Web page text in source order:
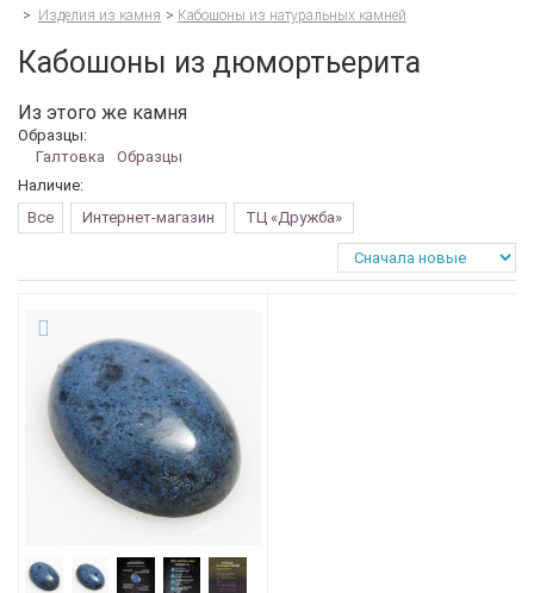
> Изделия из камня > Кабошоны из натуральных камней
Кабошоны из дюмортьерита
Из этого же камня
Образцы:
Галтовка
Образцы
Наличие:
Все
Интернет-магазин ТЦ «Дружба»